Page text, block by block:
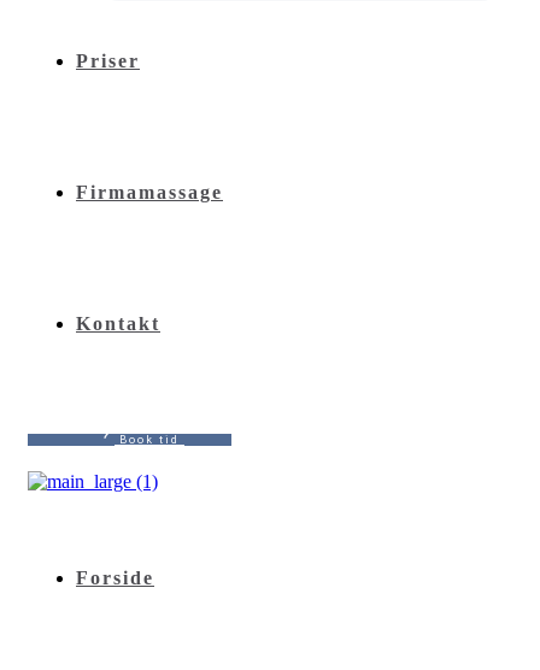
Priser
Firmamassage
Kontakt
B o o k t i d
Forside